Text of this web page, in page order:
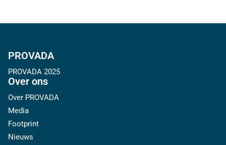
PROVADA
PROVADA 2025
Over ons
Over PROVADA
Media
Footprint
Nieuws